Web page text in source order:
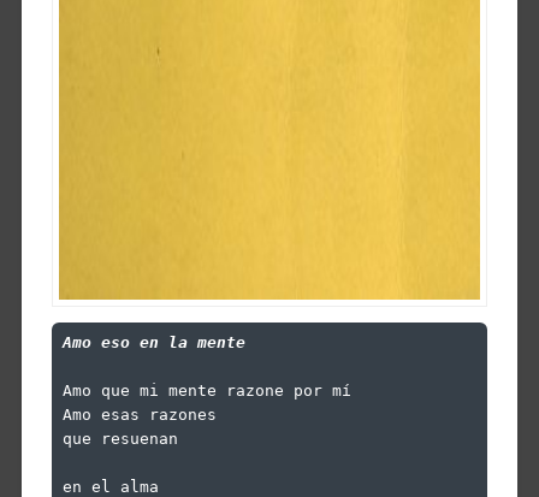
Amo eso en la mente
Amo que mi mente razone por mí
Amo esas razones
que resuenan
en el alma